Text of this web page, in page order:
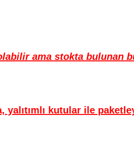
ama stokta bulunan
kutular ile